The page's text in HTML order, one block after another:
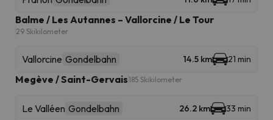
Balme / Les Autannes – Vallorcine / Le Tour
29 Skikilometer
Vallorcine Gondelbahn 14.5 km 21 min
Megève / Saint-Gervais185 Skikilometer
Le Valléen Gondelbahn 26.2 km 33 min